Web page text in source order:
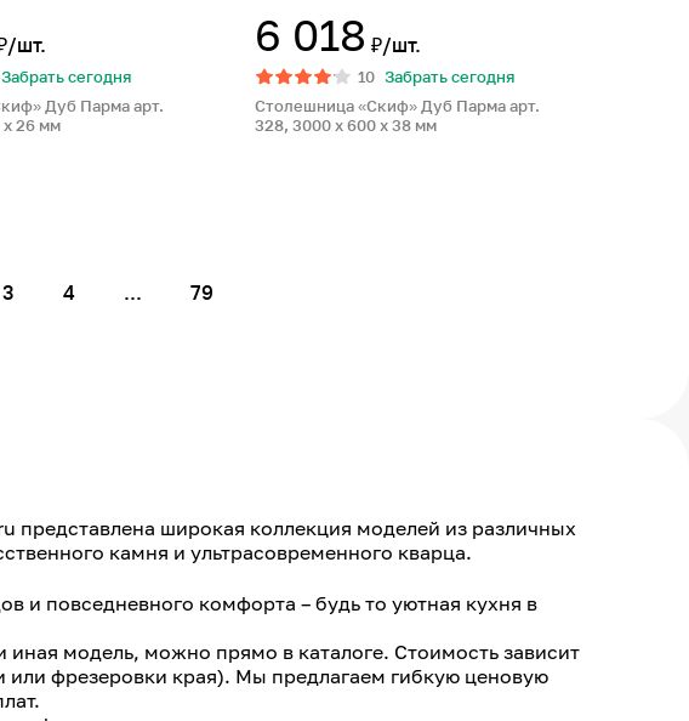
шт.
Забрать сегодня
Дуб Парма арт.
x 26 мм
6 018 ₽/шт.
10 Забрать сегодня
Столешница «Скиф» Дуб Парма арт.
328, 3000 x 600 x 38 мм
3 4 ... 79
представлена широкая коллекция моделей из различных
камня и ультрасовременного кварца.
и повседневного комфорта – будь то уютная кухня в
модель, можно прямо в каталоге. Стоимость зависит
фрезеровки края). Мы предлагаем гибкую ценовую